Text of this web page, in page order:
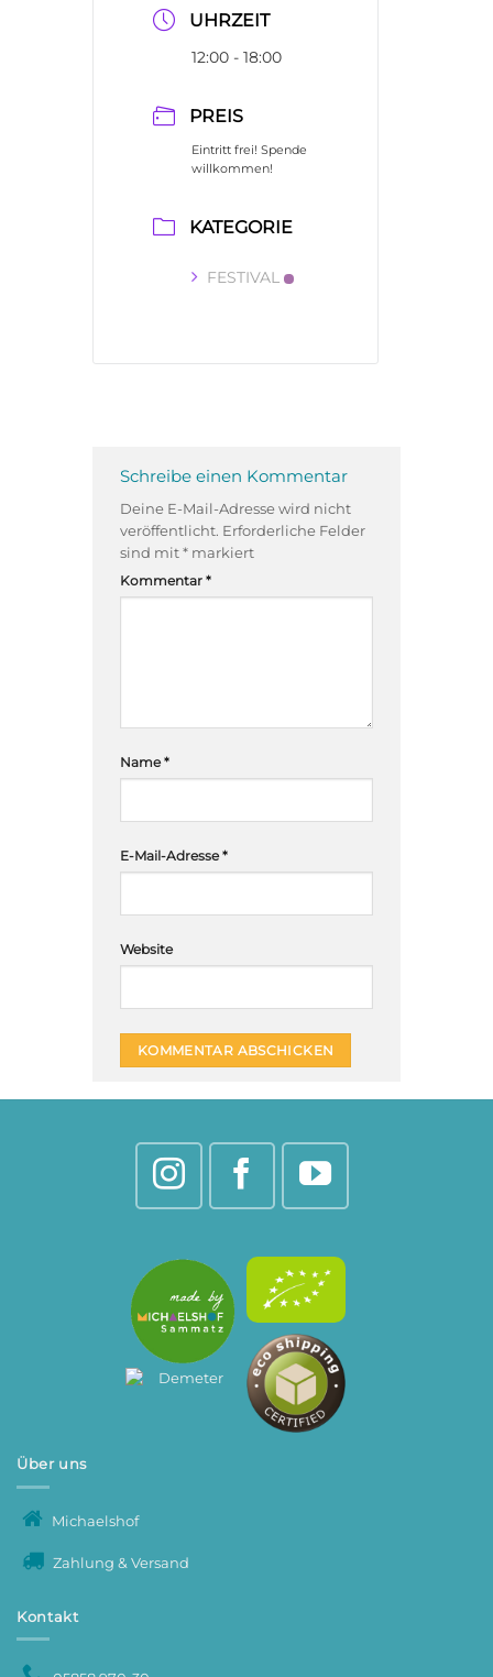
UHRZEIT
12:00 - 18:00
PREIS
Eintritt frei! Spende
willkommen!
KATEGORIE
FESTIVAL
Schreibe einen Kommentar
Deine E-Mail-Adresse wird nicht
veröffentlicht. Erforderliche Felder
sind mit * markiert
Kommentar *
Name*
E-Mail-Adresse*
Website
Über uns
Michaelshof
Zahlung & Versand
Kontakt